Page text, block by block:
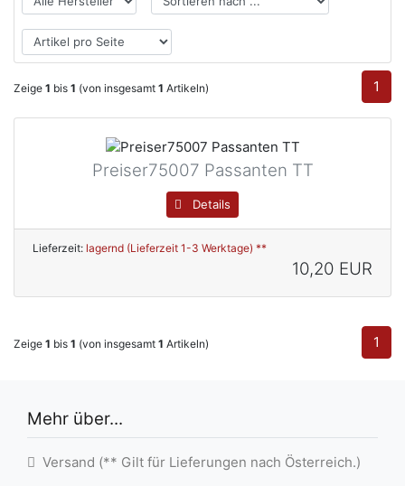
Zeige 1 bis 1 (von insgesamt 1 Artikeln) 1
Preiser75007 Passanten TT
Details
Lieferzeit: lagernd (Lieferzeit 1-3 Werktage) **
10,20 EUR
Zeige 1 bis 1 (von insgesamt 1 Artikeln) 1
Mehr über...
Versand (** Gilt für Lieferungen nach Österreich.)